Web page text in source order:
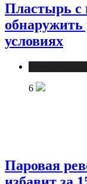
Пластырь с
условиях
6
Паровая